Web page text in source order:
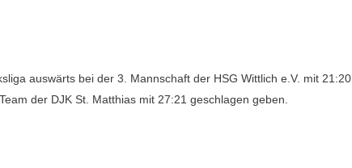
auswärts bei der 3. Mannschaft der HSG Wittlich e.V. mit 21:20.
der DJK St. Matthias mit 27:21 geschlagen geben.